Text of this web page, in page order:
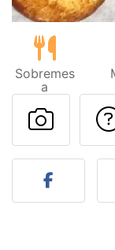
Sobremes
a
Fez